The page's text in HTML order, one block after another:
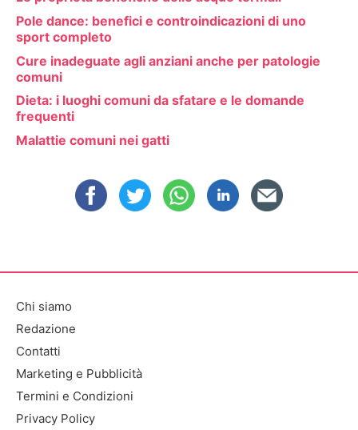
Pole dance: benefici e controindicazioni di uno
sport completo
Cure inadeguate agli anziani anche per patologie
comuni
Dieta: i luoghi comuni da sfatare e le domande
frequenti
Malattie comuni nei gatti
Chi siamo
Redazione
Contatti
Marketing e Pubblicità
Termini e Condizioni
Privacy Policy